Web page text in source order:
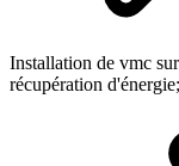
Installation de vmc
récupération